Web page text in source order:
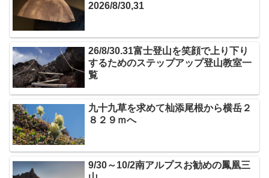
2026/8/30,31
26/8/30.31富士登山を笑顔で上り下り
するためのステップアップ登山教室一
覧
九十九草を求めて杣添尾根から横岳２
８２９ｍへ
9/30～10/2南アルプスお勧めの鳳凰三